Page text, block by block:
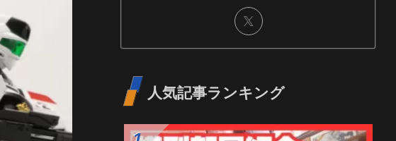
プラモデルをつくるペンギン
しています